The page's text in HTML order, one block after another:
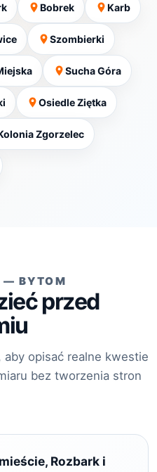
Bobrek Karb
Szombierki
Sucha Góra
Osiedle Ziętka
Zgorzelec
— BYTOM
przed
opisać realne kwestie
bez tworzenia stron
Rozbark i